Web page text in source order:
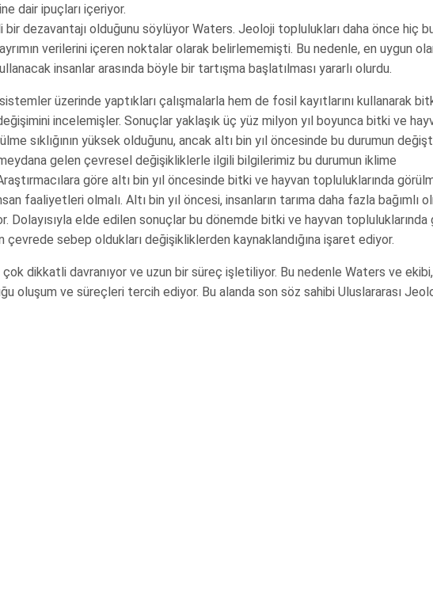
dair ipuçları içeriyor.
bir dezavantajı olduğunu söylüyor Waters. Jeoloji toplulukları daha önce hiç
verilerini içeren noktalar olarak belirlememişti. Bu nedenle, en uygun
insanlar arasında böyle bir tartışma başlatılması yararlı olurdu.
üzerinde yaptıkları çalışmalarla hem de fosil kayıtlarını kullanarak
incelemişler. Sonuçlar yaklaşık üç yüz milyon yıl boyunca bitki ve
sıklığının yüksek olduğunu, ancak altı bin yıl öncesinde bu durumun
gelen çevresel değişikliklerle ilgili bilgilerimiz bu durumun iklime
göre altı bin yıl öncesinde bitki ve hayvan topluluklarında
faaliyetleri olmalı. Altı bin yıl öncesi, insanların tarıma daha fazla bağımlı
Dolayısıyla elde edilen sonuçlar bu dönemde bitki ve hayvan topluluklarında
çevrede sebep oldukları değişikliklerden kaynaklandığına işaret ediyor.
çok dikkatli davranıyor ve uzun bir süreç işletiliyor. Bu nedenle Waters ve
oluşum ve süreçleri tercih ediyor. Bu alanda son söz sahibi Uluslararası